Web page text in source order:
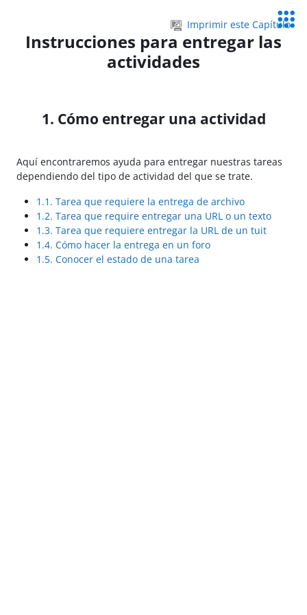
Imprimir este Capítulo
Instrucciones para entregar las
actividades
1. Cómo entregar una actividad
Aquí encontraremos ayuda para entregar nuestras tareas
dependiendo del tipo de actividad del que se trate.
1.1. Tarea que requiere la entrega de archivo
1.2. Tarea que require entregar una URL o un texto
1.3. Tarea que requiere entregar la URL de un tuit
1.4. Cómo hacer la entrega en un foro
1.5. Conocer el estado de una tarea